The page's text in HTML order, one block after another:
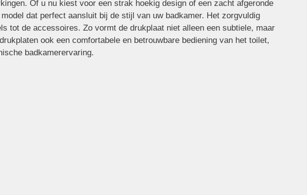
Of u nu kiest voor een strak hoekig design of een zacht afgeronde
dat perfect aansluit bij de stijl van uw badkamer. Het zorgvuldig
tot de accessoires. Zo vormt de drukplaat niet alleen een subtiele, maar
ook een comfortabele en betrouwbare bediening van het toilet,
badkamerervaring.